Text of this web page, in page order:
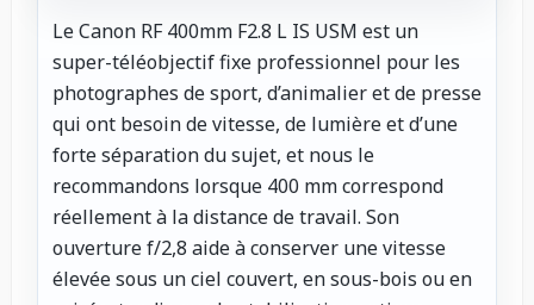
Le Canon RF 400mm F2.8 L IS USM est un
super-téléobjectif fixe professionnel pour les
photographes de sport, d’animalier et de presse
qui ont besoin de vitesse, de lumière et d’une
forte séparation du sujet, et nous le
recommandons lorsque 400 mm correspond
réellement à la distance de travail. Son
ouverture f/2,8 aide à conserver une vitesse
élevée sous un ciel couvert, en sous-bois ou en